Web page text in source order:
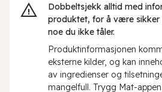
Dobbeltsjekk alltid med
produktet, for å være sikker
noe du ikke tåler.
Produktinformasjonen
eksterne kilder, og kan
av ingredienser og
mangelfull. Trygg Mat-